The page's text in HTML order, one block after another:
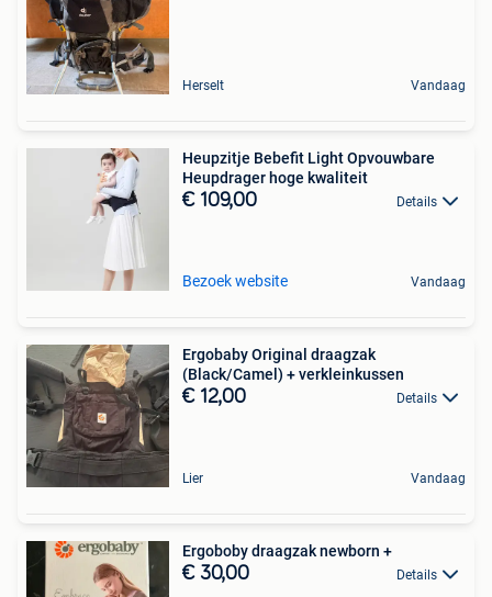
Herselt Vandaag
Heupzitje Bebefit Light Opvouwbare
Heupdrager hoge kwaliteit
€ 109,00 Details
Bezoek website Vandaag
Ergobaby Original draagzak
(Black/Camel) + verkleinkussen
€ 12,00 Details
Lier Vandaag
Ergoboby draagzak newborn +
€ 30,00 Details